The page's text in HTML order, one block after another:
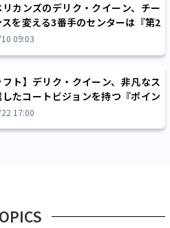
リカンズのデリク・クイーン、チー
を変える3番手のセンターは『第2
キッチ』？
09:03
フト】デリク・クイーン、非凡なス
たコートビジョンを持つ『ポイン
有力候補
17:00